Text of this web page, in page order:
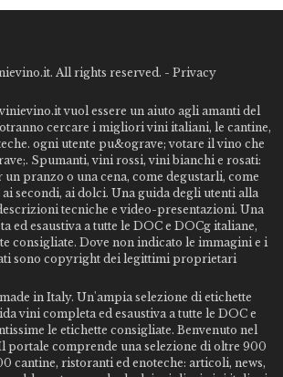
All rights reserved. - Privacy
vuol essere un aiuto agli amanti del
cercare i migliori vini italiani, le cantine,
ogni utente pu&ograve; votare il vino che
Spumanti, vini rossi, vini bianchi e rosati:
pranzo o una cena, come degustarli, come
secondi, ai dolci. Una guida degli utenti alla
tecniche e video-presentazioni. Una
ed esaustiva a tutte le DOC e DOCg italiane,
consigliate. Dove non indicato le immagini e i
sono copyright dei legittimi proprietari
in Italy. Un'ampia selezione di etichette
vini completa ed esaustiva a tutte le DOC e
le etichette consigliate. Benvenuto nel
portale comprende una selezione di oltre 900
cantine, ristoranti ed enoteche: articoli, news,